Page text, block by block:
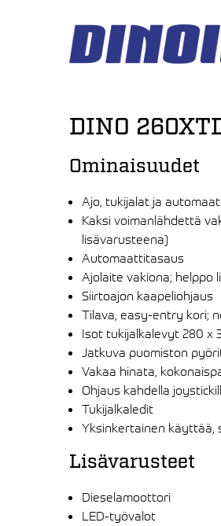
DINO
Ominaisuudet
Ajo, tukijalat ja
Kaksi voimanlähdettä
lisävarusteena)
Automaattitasaus
Ajolaite vakiona; helppo
Siirtoajon kaapeliohjaus
Tilava, easy-entry kori;
Isot tukijalkalevyt 280 x
Jatkuva puomiston
Vakaa hinata,
Ohjaus kahdella
Tukijalkaledit
Yksinkertainen käyttää,
Lisävarusteet
Dieselamoottori
LED-työvalot